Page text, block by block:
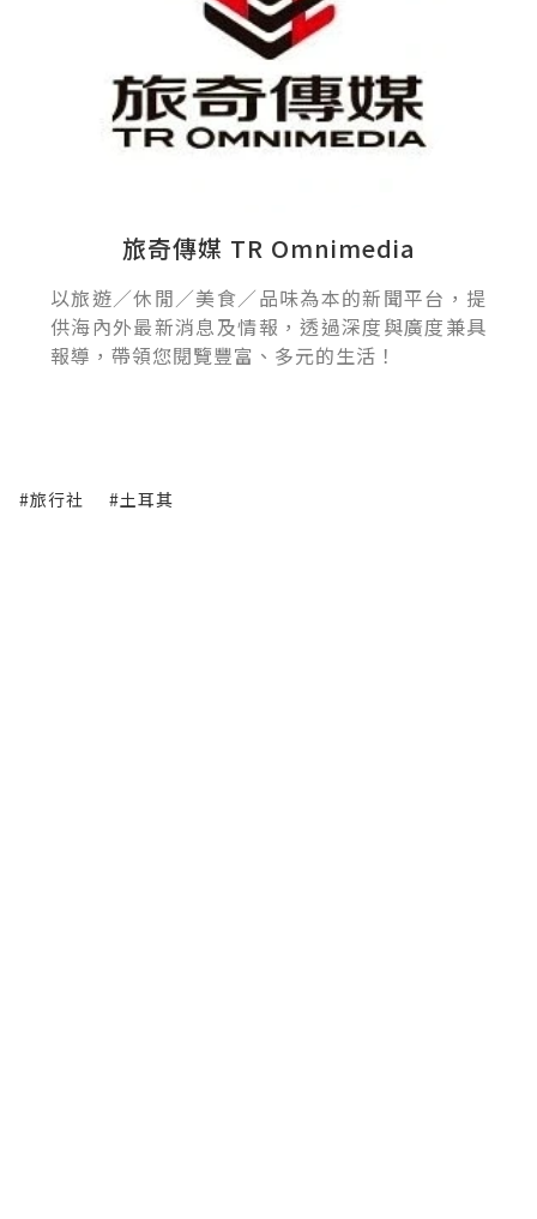
旅奇傳媒 TR Omnimedia
以旅遊／休閒／美食／品味為本的新聞平台，提
供海內外最新消息及情報，透過深度與廣度兼具
報導，帶領您閱覽豐富、多元的生活！
#旅行社 #土耳其